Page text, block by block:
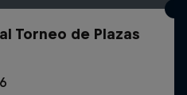
Torneo de Plazas